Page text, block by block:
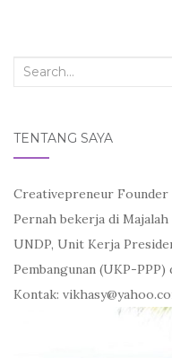
Search
TENTANG SAYA
Creativepreneur Founder
Pernah bekerja di Majalah
UNDP, Unit Kerja
Pembangunan (UKP-PPP)
Kontak: